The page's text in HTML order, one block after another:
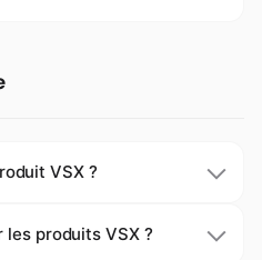
VSX ?
produits VSX ?